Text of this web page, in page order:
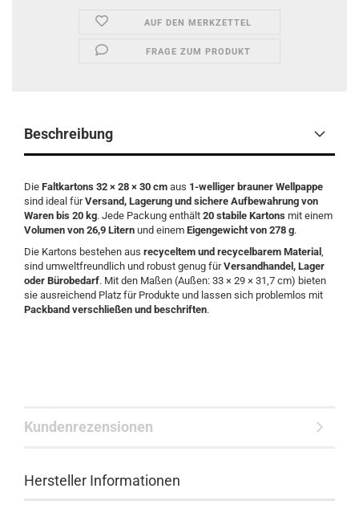
AUF DEN MERKZETTEL
FRAGE ZUM PRODUKT
Beschreibung
Die Faltkartons 32 × 28 × 30 cm aus 1-welliger brauner Wellpappe
sind ideal fürVersand, Lagerung und sichere Aufbewahrung von
Waren bis 20 kg. Jede Packung enthält 20 stabile Kartons mit einem
Volumen von 26,9 Litern und einem Eigengewicht von 278 g.
Die Kartons bestehen aus recyceltem und recycelbarem Material ,
sind umweltfreundlich und robust genug fürVersandhandel, Lager
oder Bürobedarf. Mit den Maßen (Außen: 33 × 29 × 31,7 cm) bieten
sie ausreichend Platz für Produkte und lassen sich problemlos mit
Packband verschließen und beschriften.
Kundenrezensionen
Hersteller Informationen